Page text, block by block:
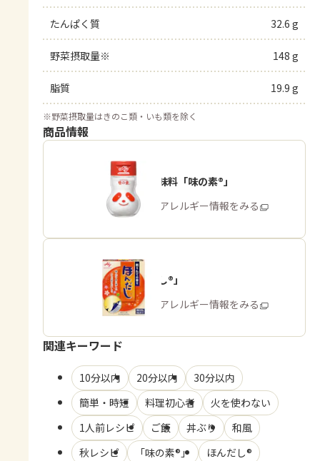
たんぱく質 32.6 g
野菜摂取量※ 148 g
脂質 19.9 g
※野菜摂取量はきのこ類・いも類を除く
商品情報
うま味調味料「味の素®」
商品・アレルギー情報をみる
「ほんだし®」
商品・アレルギー情報をみる
関連キーワード
10分以内 20分以内
30分以内
簡単・時短
料理初心者
火を使わない
1人前レシピ
ご飯 丼ぶり
和風
秋レシピ
「味の素®」 ほんだし®